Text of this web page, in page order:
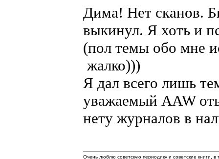
Дима! Нет сканов.
выкинул. Я хоть и
(пол темы обо мне
жалко)))
Я дал всего лишь
уважаемый AAW
нету журналов в
Очень люблю советскую периодику и советские книги,